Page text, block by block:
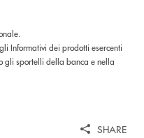
Informativi dei prodotti esercenti
gli sportelli della banca e nella
SHARE